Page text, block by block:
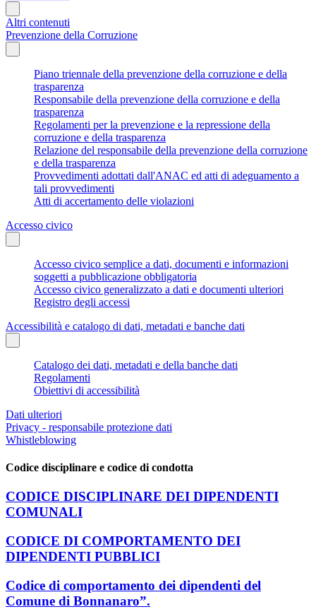
Altri contenuti
Prevenzione della Corruzione
Piano triennale della prevenzione della corruzione e della
trasparenza
Responsabile della prevenzione della corruzione e della
trasparenza
Regolamenti per la prevenzione e la repressione della
corruzione e della trasparenza
Relazione del responsabile della prevenzione della corruzione
e della trasparenza
Provvedimenti adottati dall'ANAC ed atti di adeguamento a
tali provvedimenti
Atti di accertamento delle violazioni
Accesso civico
Accesso civico semplice a dati, documenti e informazioni
soggetti a pubblicazione obbligatoria
Accesso civico generalizzato a dati e documenti ulteriori
Registro degli accessi
Accessibilità e catalogo di dati, metadati e banche dati
Catalogo dei dati, metadati e della banche dati
Regolamenti
Obiettivi di accessibilità
Dati ulteriori
Privacy - responsabile protezione dati
Whistleblowing
Codice disciplinare e codice di condotta
CODICE DISCIPLINARE DEI DIPENDENTI
COMUNALI
CODICE DI COMPORTAMENTO DEI
DIPENDENTI PUBBLICI
Codice di comportamento dei dipendenti del
Comune di Bonnanaro”.